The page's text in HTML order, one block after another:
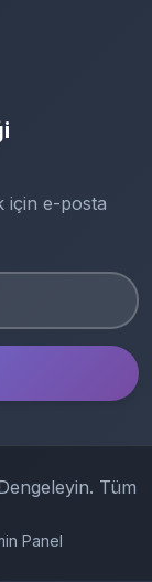
için e-posta
Tüm
Panel